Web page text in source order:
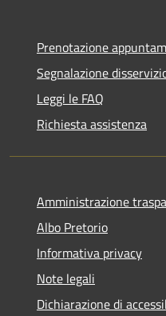
Prenotazione
Segnalazione
Leggi le FAQ
Richiesta assistenza
Amministrazione
Albo Pretorio
Informativa privacy
Note legali
Dichiarazione di